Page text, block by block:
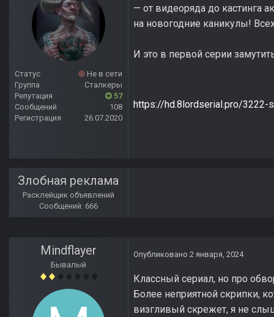
Статус
Не в сети
Группа
Сталкеры
Репутация
57
Сообщений
108
Регистрация
26.07.2020
— от видеоряда до кастинга
на новогодние каникулы!
И это в первой серии
https://hd.8lordserial.pro/3222-
Злобная реклама
Расклейщик объявлений
Сообщений: 666
Mindflayer
Бывалый
Опубликовано 2 января, 2024
Классный сериал, но про
Более неприятной скрипки,
визгливый скрежет, я не